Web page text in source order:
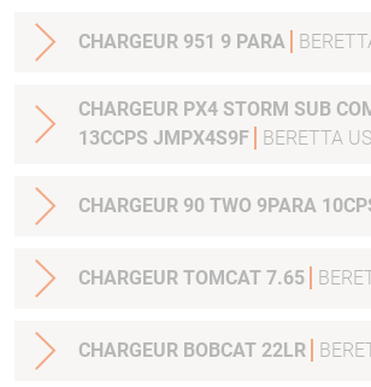
CHARGEUR 951 9 PARA
CHARGEUR PX4 STORM SUB
13CCPS JMPX4S9F
BERETTA
CHARGEUR 90 TWO 9PARA
CHARGEUR TOMCAT 7.65
CHARGEUR BOBCAT 22LR